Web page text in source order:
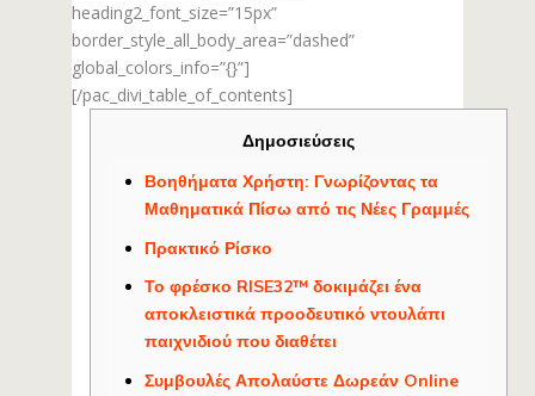
heading2_font_size=”15px”
border_style_all_body_area=”dashed”
global_colors_info=”{}”]
[/pac_divi_table_of_contents]
Δημοσιεύσεις
Βοηθήματα Χρήστη: Γνωρίζοντας τα
Μαθηματικά Πίσω από τις Νέες Γραμμές
Πρακτικό Ρίσκο
Το φρέσκο ​​RISE32™ δοκιμάζει ένα
αποκλειστικά προοδευτικό ντουλάπι
παιχνιδιού που διαθέτει
Συμβουλές Απολαύστε Δωρεάν Online